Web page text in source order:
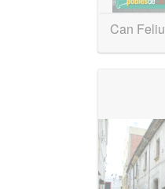
Can Feliu